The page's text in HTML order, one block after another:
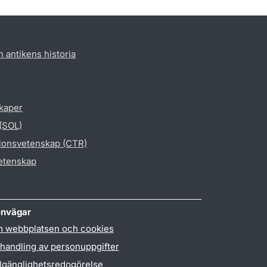
antikens historia
(CTR)
webbplatsen och cookies
av personuppgifter